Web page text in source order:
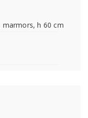
marmors, h 60 cm